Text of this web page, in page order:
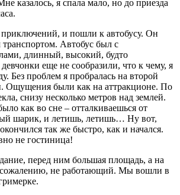
казалось, я спала мало, но до приезда
и пошли к автобусу. Он
транспортом. Автобус был с
длинный, высокий, будто
еще не сообразили, что к чему, я
Без проблем я пробралась на второй
Ощущения были как на аттракционе. По
снизу несколько метров над землей.
как во сне – отталкиваешься от
шарик, и летишь, летишь… Ну вот,
так же быстро, как и начался.
не гостиница!
перед ним большая площадь, а на
не работающий. Мы вошли в